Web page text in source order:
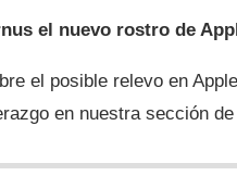
el nuevo rostro de
el posible relevo en
en nuestra sección